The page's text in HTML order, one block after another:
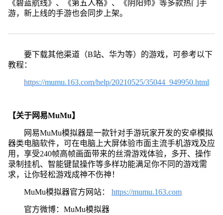
《碧蓝航线》、《第五人格》、《阴阳师》等多款热门手
游，新上线的手游也会同步上架。
要下载其他渠道（B站、华为等）的游戏，可参考以下
教程：
https://mumu.163.com/help/20210525/35044_949950.html
【关于网易MuMu】
网易MuMu模拟器是一款针对手游玩家开发的安卓模拟
器类电脑软件，可在电脑上大屏体验市面主流手机游戏及应
用，享受240帧高帧画面带来的丝滑游戏体验，多开、操作
录制挂机、智能键鼠操作等多样功能满足你不同的游戏需
求，让你轻松游戏成神不伤神！
MuMu模拟器官方网站： https://mumu.163.com
官方微博：MuMu模拟器